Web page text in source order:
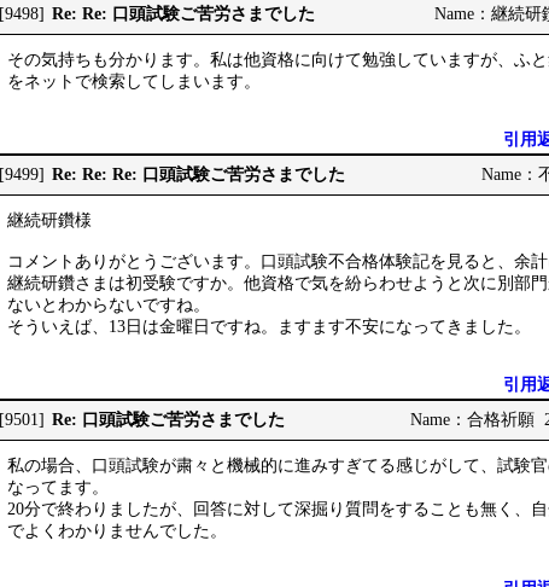
[9498] Re: Re: 口頭試験ご苦労さまでした Name：継続研
その気持ちも分かります。私は他資格に向けて勉強していますが、ふ
をネットで検索してしまいます。
引用
[9499] Re: Re: Re: 口頭試験ご苦労さまでした Name：
継続研鑽様
コメントありがとうございます。口頭試験不合格体験記を見ると、余計
継続研鑽さまは初受験ですか。他資格で気を紛らわせようと次に別部
ないとわからないですね。
そういえば、13日は金曜日ですね。ますます不安になってきました。
引用
[9501] Re: 口頭試験ご苦労さまでした Name：合格祈願
私の場合、口頭試験が粛々と機械的に進みすぎてる感じがして、試験
なってます。
20分で終わりましたが、回答に対して深掘り質問をすることも無く、
でよくわかりませんでした。